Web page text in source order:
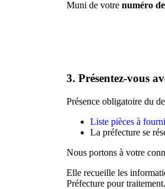
Muni de votre numéro
3. Présentez-vous
Présence obligatoire du
Liste pièces à
La préfecture se
Nous portons à votre
Elle recueille les
Préfecture pour traitement.